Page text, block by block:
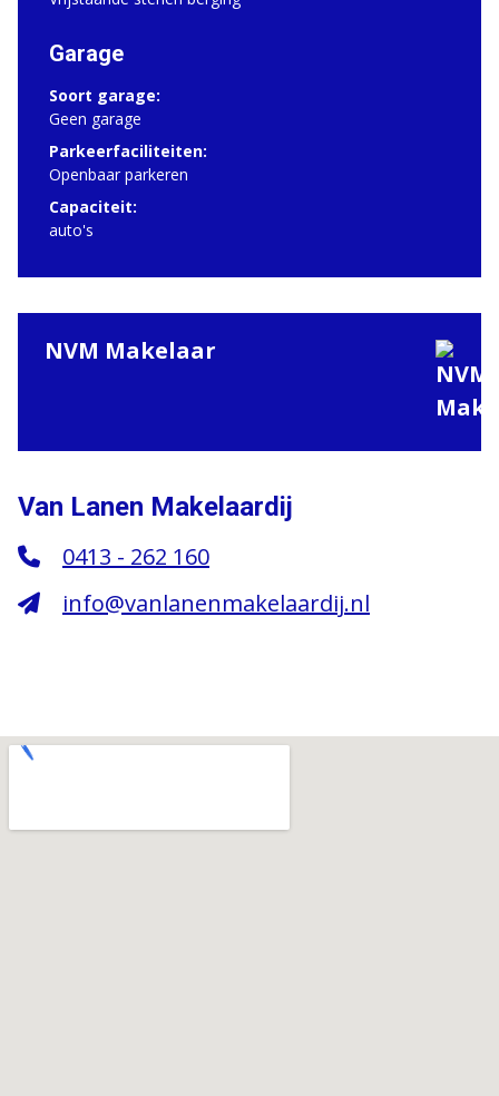
Garage
Soort garage:
Geen garage
Parkeerfaciliteiten:
Openbaar parkeren
Capaciteit:
auto's
NVM Makelaar
Van Lanen Makelaardij
0413 - 262 160
info@vanlanenmakelaardij.nl